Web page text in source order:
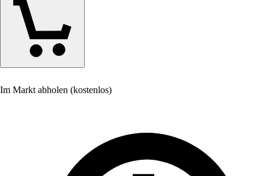
Im Markt abholen (kostenlos)